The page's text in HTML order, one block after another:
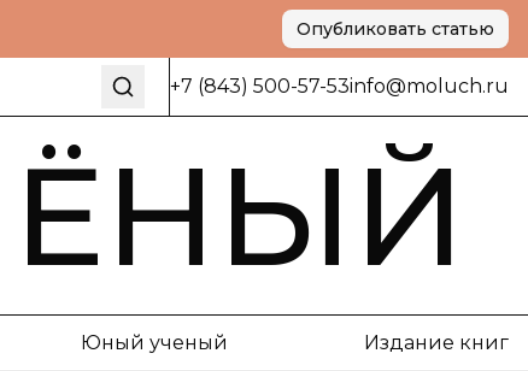
Опубликовать статью
+7 (843) 500-57-53info@moluch.ru
Юный ученый Издание книг